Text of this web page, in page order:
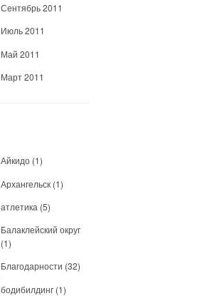
Сентябрь 2011
Июль 2011
Май 2011
Март 2011
Айкидо (1)
Архангельск (1)
атлетика (5)
Балаклейский округ
(1)
Благодарности (32)
бодибилдинг (1)